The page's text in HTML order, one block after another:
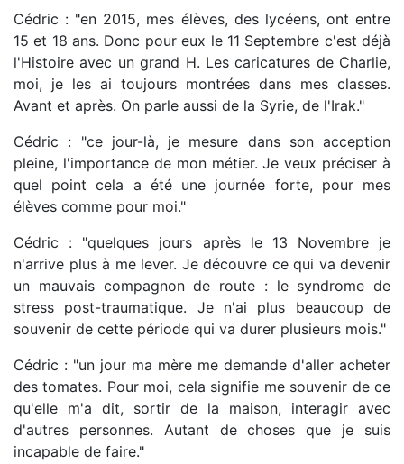
Cédric : "en 2015, mes élèves, des lycéens, ont entre
15 et 18 ans. Donc pour eux le 11 Septembre c'est déjà
l'Histoire avec un grand H. Les caricatures de Charlie,
moi, je les ai toujours montrées dans mes classes.
Avant et après. On parle aussi de la Syrie, de l'Irak."
Cédric : "ce jour-là, je mesure dans son acception
pleine, l'importance de mon métier. Je veux préciser à
quel point cela a été une journée forte, pour mes
élèves comme pour moi."
Cédric : "quelques jours après le 13 Novembre je
n'arrive plus à me lever. Je découvre ce qui va devenir
un mauvais compagnon de route : le syndrome de
stress post-traumatique. Je n'ai plus beaucoup de
souvenir de cette période qui va durer plusieurs mois."
Cédric : "un jour ma mère me demande d'aller acheter
des tomates. Pour moi, cela signifie me souvenir de ce
qu'elle m'a dit, sortir de la maison, interagir avec
d'autres personnes. Autant de choses que je suis
incapable de faire."